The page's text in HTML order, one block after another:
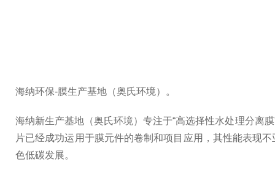
海纳环保-膜生产基地（奥氏环境）。
海纳新生产基地（奥氏环境）专注于“高选择性水处理分离
片已经成功运用于膜元件的卷制和项目应用，其性能表现
色低碳发展。